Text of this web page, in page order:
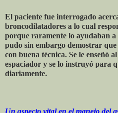
El paciente fue interrogado
broncodilatadores a lo cual
porque raramente lo ayudaban a
pudo sin embargo demostrar que
con buena técnica. Se le enseñó
espaciador y se lo instruyó para
diariamente.
Un aspecto vital en el manejo del